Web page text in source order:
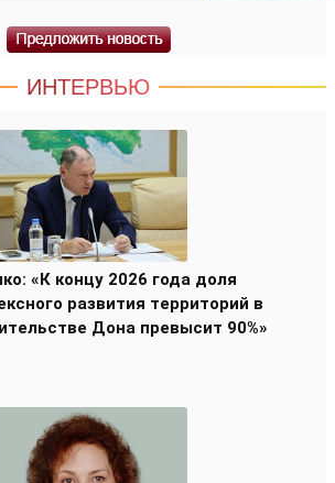
ИНТЕРВЬЮ
«К концу 2026 года доля
развития территорий в
Дона превысит 90%»